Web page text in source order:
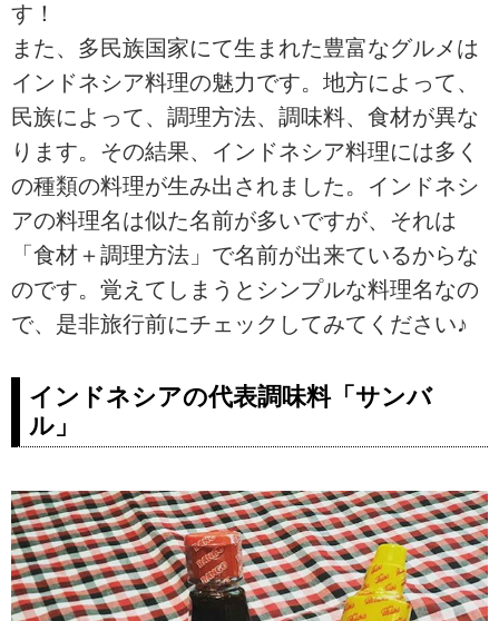
す！
また、多民族国家にて生まれた豊富なグルメは
インドネシア料理の魅力です。地方によって、
民族によって、調理方法、調味料、食材が異な
ります。その結果、インドネシア料理には多く
の種類の料理が生み出されました。インドネシ
アの料理名は似た名前が多いですが、それは
「食材＋調理方法」で名前が出来ているからな
のです。覚えてしまうとシンプルな料理名なの
で、是非旅行前にチェックしてみてください♪
インドネシアの代表調味料「サンバ
ル」